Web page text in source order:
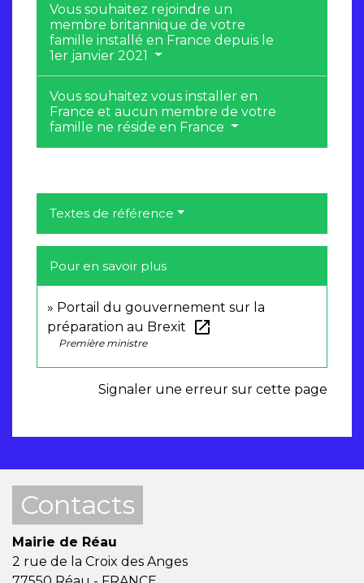
Vous souhaitez rejoindre un
membre britannique de votre
famille installé en France depuis le
1er janvier 2021
Vous souhaitez vous installer en
France et aucun membre de votre
famille ne réside en France
Textes de référence
Pour en savoir plus
Portail du gouvernement sur la
préparation au Brexit
open_in_new
Première ministre
Signaler une erreur sur cette page
Contacts
Mairie de Réau
2 rue de la Croix des Anges